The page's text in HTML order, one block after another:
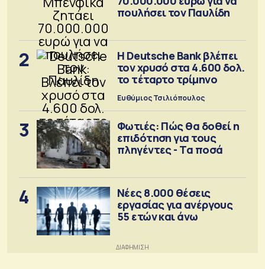
πουλήσει τον Παυλίδη
2
Η Deutsche Bank βλέπει
τον χρυσό στα 4.600 δολ.
το τέταρτο τρίμηνο
Ευθύμιος Τσιλιόπουλος
3
Φωτιές: Πώς θα δοθεί η
επιδότηση για τους
πληγέντες - Τα ποσά
4
Νέες 8.000 θέσεις
εργασίας για ανέργους
55 ετών και άνω